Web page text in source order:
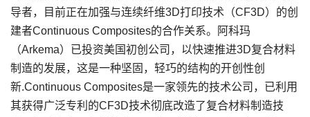
导者，目前正在加强与连续纤维3D打印技术（CF3D）的创
建者Continuous Composites的合作关系。阿科玛
（Arkema）已投资美国初创公司，以快速推进3D复合材料
制造的发展，这是一种坚固，轻巧的结构的开创性创
新.Continuous Composites是一家领先的技术公司，已利用
其获得广泛专利的CF3D技术彻底改造了复合材料制造技